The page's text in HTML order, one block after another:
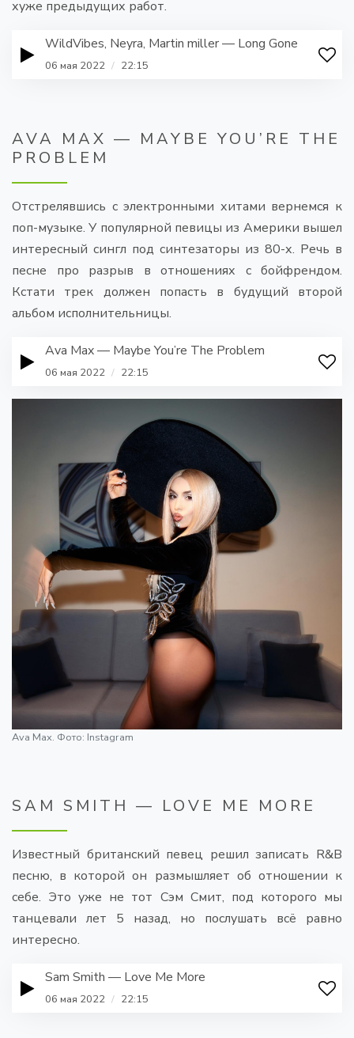
хуже предыдущих работ.
WildVibes, Neyra, Martin miller — Long Gone
06 мая 2022 / 22:15
AVA MAX — MAYBE YOU’RE THE
PROBLEM
Отстрелявшись с электронными хитами вернемся к
поп-музыке. У популярной певицы из Америки вышел
интересный сингл под синтезаторы из 80-х. Речь в
песне про разрыв в отношениях с бойфрендом.
Кстати трек должен попасть в будущий второй
альбом исполнительницы.
Ava Max — Maybe You’re The Problem
06 мая 2022 / 22:15
Ava Max. Фото: Instagram
SAM SMITH — LOVE ME MORE
Известный британский певец решил записать R&B
песню, в которой он размышляет об отношении к
себе. Это уже не тот Сэм Смит, под которого мы
танцевали лет 5 назад, но послушать всё равно
интересно.
Sam Smith — Love Me More
06 мая 2022 / 22:15